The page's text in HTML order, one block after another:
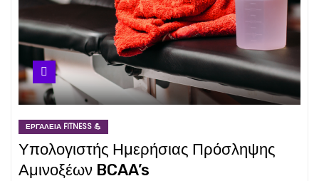
ΕΡΓΑΛΕΊΑ FITNESS 💪
Υπολογιστής Ημερήσιας Πρόσληψης
Αμινοξέων BCAA’s